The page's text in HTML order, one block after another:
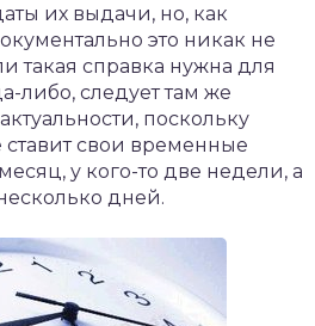
их выдачи, но, как
это никак не
такая справка нужна для
либо, следует там же
поскольку
свои временные
у кого-то две недели, а
дней.